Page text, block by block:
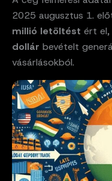
2025 augusztus 1.
millió letöltést ért el,
dollár bevételt
vásárlásokból.